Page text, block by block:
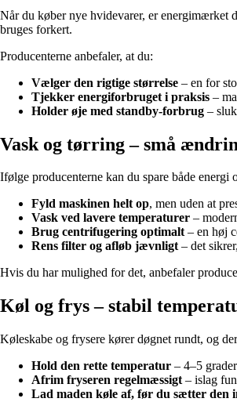
Når du køber nye hvidevarer, er energimærket
bruges forkert.
Producenterne anbefaler, at du:
Vælger den rigtige størrelse – en for
Tjekker energiforbruget i praksis –
Holder øje med standby-forbrug –
Vask og tørring – små
Ifølge producenterne kan du spare både energi
Fyld maskinen helt op, men uden at
Vask ved lavere temperaturer –
Brug centrifugering optimalt– en høj
Rens filter og afløb jævnligt– det
Hvis du har mulighed for det, anbefaler
Køl og frys – stabil
Køleskabe og frysere kører døgnet rundt, og
Hold den rette temperatur – 4–5
Afrim fryseren regelmæssigt – islag
Lad maden køle af, før du sætter den